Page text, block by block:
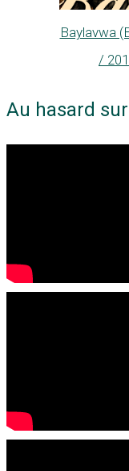
Baylavwa
/
Au hasard